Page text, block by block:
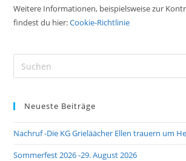
Weitere Informationen, beispielsweise zur
findest du hier:Cookie-Richtlinie
Neueste Beiträge
Nachruf -Die KG Grieläächer Ellen trauern um
Sommerfest 2026 -29. August 2026